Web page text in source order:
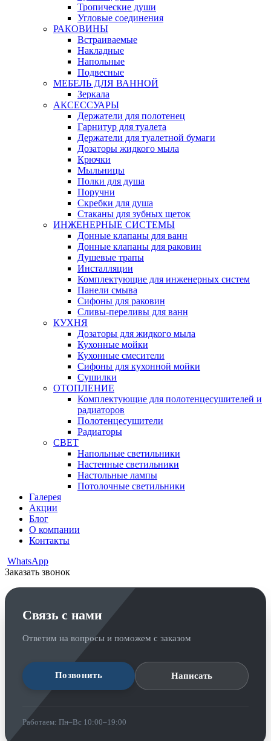
Тропические души
Угловые соединения
РАКОВИНЫ
Встраиваемые
Накладные
Напольные
Подвесные
МЕБЕЛЬ ДЛЯ ВАННОЙ
Зеркала
АКСЕССУАРЫ
Держатели для полотенец
Гарнитур для туалета
Держатели для туалетной бумаги
Дозаторы жидкого мыла
Крючки
Мыльницы
Полки для душа
Поручни
Скребки для душа
Стаканы для зубных щеток
ИНЖЕНЕРНЫЕ СИСТЕМЫ
Донные клапаны для ванн
Донные клапаны для раковин
Душевые трапы
Инсталляции
Комплектующие для инженерных систем
Панели смыва
Сифоны для раковин
Сливы-переливы для ванн
КУХНЯ
Дозаторы для жидкого мыла
Кухонные мойки
Кухонные смесители
Сифоны для кухонной мойки
Сушилки
ОТОПЛЕНИЕ
Комплектующие для полотенцесушителей и
радиаторов
Полотенцесушители
Радиаторы
СВЕТ
Напольные светильники
Настенные светильники
Настольные лампы
Потолочные светильники
Галерея
Акции
Блог
О компании
Контакты
WhatsApp
Заказать звонок
Связь с нами
Ответим на вопросы и поможем с заказом
Позвонить Написать
Работаем: Пн–Вс 10:00–19:00